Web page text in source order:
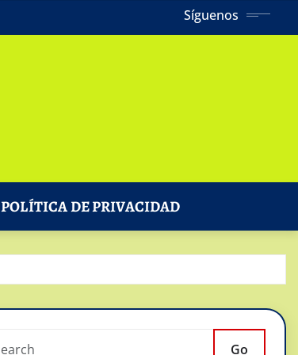
Síguenos
POLÍTICA DE PRIVACIDAD
Go